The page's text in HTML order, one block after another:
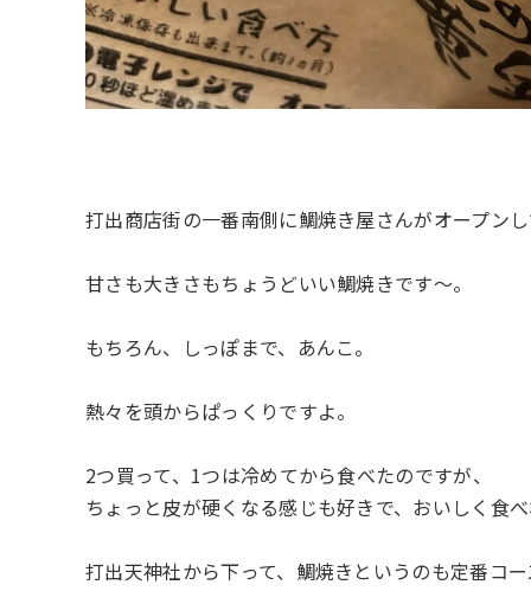
打出商店街の一番南側に鯛焼き屋さんがオープン
甘さも大きさもちょうどいい鯛焼きです～。
もちろん、しっぽまで、あんこ。
熱々を頭からぱっくりですよ。
2つ買って、1つは冷めてから食べたのですが、
ちょっと皮が硬くなる感じも好きで、おいしく食
打出天神社から下って、鯛焼きというのも定番コ